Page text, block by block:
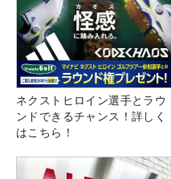
ネクストヒロイン選手とラウ
ンドできるチャンス！詳しく
はこちら！